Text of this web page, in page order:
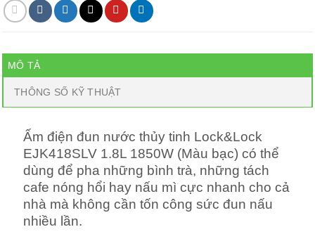
MÔ TẢ
THÔNG SỐ KỸ THUẬT
Ấm điện đun nước thủy tinh Lock&Lock
EJK418SLV 1.8L 1850W (Màu bạc) có thể
dùng để pha những bình trà, những tách
cafe nóng hổi hay nấu mì cực nhanh cho cả
nhà mà không cần tốn công sức đun nấu
nhiều lần.